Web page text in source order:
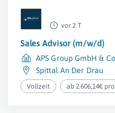
vor 2 T
Sales Advisor (m/w/d)
APS Group GmbH &
Spittal An Der Drau
Vollzeit ab 2.606,14€